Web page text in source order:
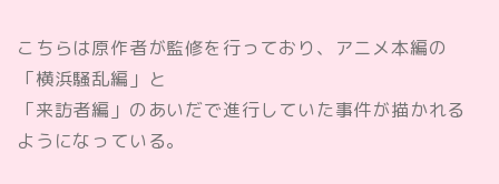
こちらは原作者が監修を行っており、アニメ本編の
「横浜騒乱編」と
「来訪者編」のあいだで進行していた事件が描かれる
ようになっている。